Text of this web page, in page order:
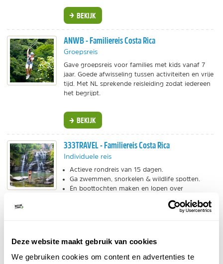
Deze website maakt gebruik van cookies
We gebruiken cookies om content en advertenties te
BEKIJK
ANWB - Familiereis Costa Rica
Groepsreis
Gave groepsreis voor families met kids vanaf 7
jaar. Goede afwisseling tussen activiteiten en vrije
tijd. Met NL sprekende reisleiding zodat iedereen
het begrijpt.
BEKIJK
333TRAVEL - Familiereis Costa Rica
Individuele reis
Actieve rondreis van 15 dagen.
Ga zwemmen, snorkelen & wildlife spotten.
Én boottochten maken en lopen over
Get Your Guide - Canopy zipline